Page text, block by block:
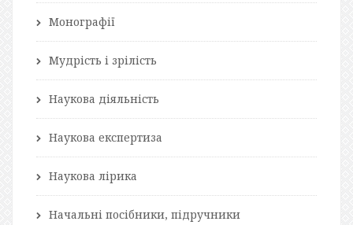
Монографії
Мудрість і зрілість
Наукова діяльність
Наукова експертиза
Наукова лірика
Начальні посібники, підручники